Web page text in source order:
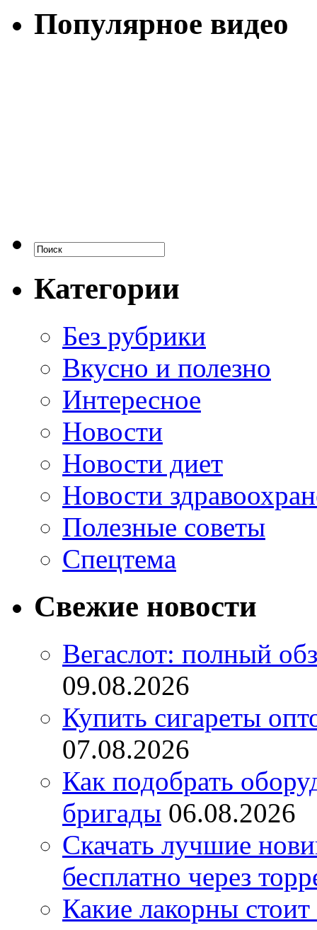
Популярное видео
Категории
Без рубрики
Вкусно и полезно
Интересное
Новости
Новости диет
Новости
Полезные советы
Спецтема
Свежие новости
Вегаслот: полный
09.08.2026
Купить сигареты
07.08.2026
Как подобрать
бригады 06.08.2026
Скачать лучшие
бесплатно через
Какие лакорны стоит